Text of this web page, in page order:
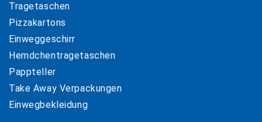
Tragetaschen
Pizzakartons
Einweggeschirr
Hemdchentragetaschen
Pappteller
Take Away Verpackungen
Einwegbekleidung